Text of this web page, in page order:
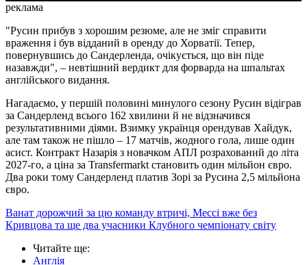
реклама
"Русин прибув з хорошим резюме, але не зміг справити
враження і був відданий в оренду до Хорватії. Тепер,
повернувшись до Сандерленда, очікується, що він піде
назавжди", – невтішний вердикт для форварда на шпальтах
англійського видання.
Нагадаємо, у першій половині минулого сезону Русин відіграв
за Сандерленд всього 162 хвилини й не відзначився
результативними діями. Взимку українця орендував Хайдук,
але там також не пішло – 17 матчів, жодного гола, лише один
асист. Контракт Назарія з новачком АПЛ розрахований до літа
2027-го, а ціна за Transfermarkt становить один мільйон євро.
Два роки тому Сандерленд платив Зорі за Русина 2,5 мільйона
євро.
Ванат дорожчий за цю команду втричі, Мессі вже без
Кривцова та ще два учасники Клубного чемпіонату світу
Читайте ще:
Англія